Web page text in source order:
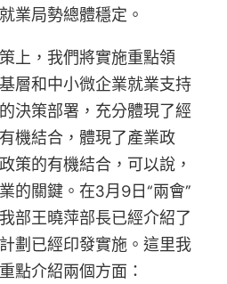
業局勢總體穩定。
上，我們將實施重點領
層和中小微企業就業支持
決策部署，充分體現了經
機結合，體現了產業政
策的有機結合，可以說，
的關鍵。在3月9日“兩會”
部王曉萍部長已經介紹了
劃已經印發實施。這里我
點介紹兩個方面：